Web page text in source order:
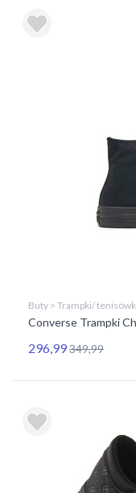
Buty > Trampki/
Converse Trampki
296,99349,99